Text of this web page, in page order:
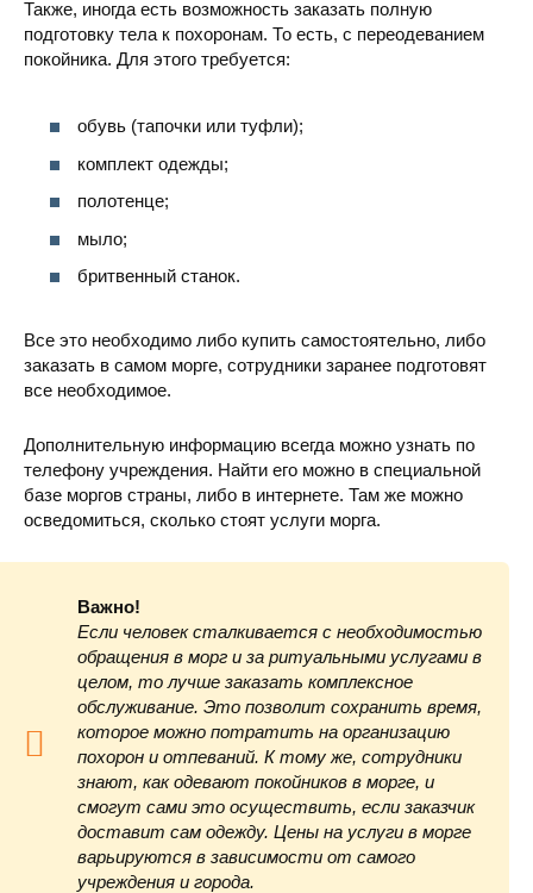
Также, иногда есть возможность заказать полную
подготовку тела к похоронам. То есть, с переодеванием
покойника. Для этого требуется:
обувь (тапочки или туфли);
комплект одежды;
полотенце;
мыло;
бритвенный станок.
Все это необходимо либо купить самостоятельно, либо
заказать в самом морге, сотрудники заранее подготовят
все необходимое.
Дополнительную информацию всегда можно узнать по
телефону учреждения. Найти его можно в специальной
базе моргов страны, либо в интернете. Там же можно
осведомиться, сколько стоят услуги морга.
Важно!
Если человек сталкивается с необходимостью
обращения в морг и за ритуальными услугами в
целом, то лучше заказать комплексное
обслуживание. Это позволит сохранить время,
которое можно потратить на организацию
похорон и отпеваний. К тому же, сотрудники
знают, как одевают покойников в морге, и
смогут сами это осуществить, если заказчик
доставит сам одежду. Цены на услуги в морге
варьируются в зависимости от самого
учреждения и города.